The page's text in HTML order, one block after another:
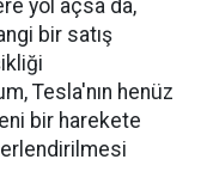
yol açsa da,
bir satış
Tesla'nın henüz
bir harekete